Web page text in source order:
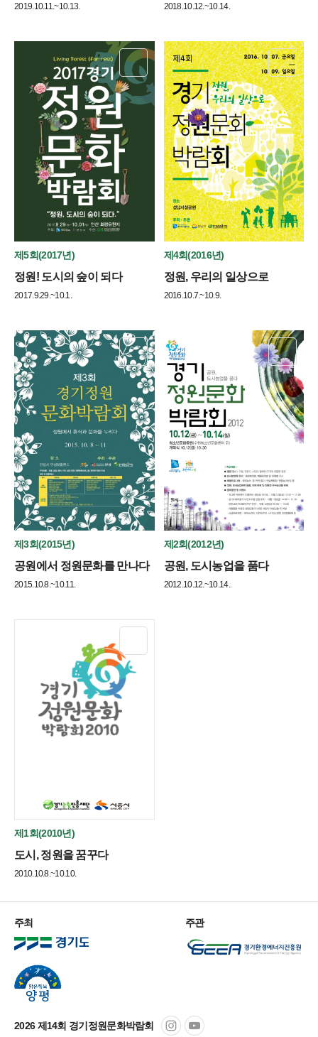
2019.10.11.~10.13. 2018.10.12.~10.14.
제5회(2017년)
정원! 도시의 숲이 되다
2017.9.29.~10.1.
제4회(2016년)
정원, 우리의 일상으로
2016.10.7.~10.9.
제3회(2015년)
공원에서 정원문화를 만나다
2015.10.8.~10.11.
제2회(2012년)
공원, 도시농업을 품다
2012.10.12.~10.14.
제1회(2010년)
도시, 정원을 꿈꾸다
2010.10.8.~10.10.
주최 주관
2026 제14회 경기정원문화박람회